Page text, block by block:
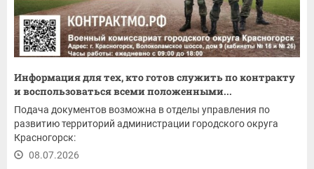
Информация для тех, кто готов служить по контракту
и воспользоваться всеми положенными...
Подача документов возможна в отделы управления по
развитию территорий администрации городского округа
Красногорск:
08.07.2026